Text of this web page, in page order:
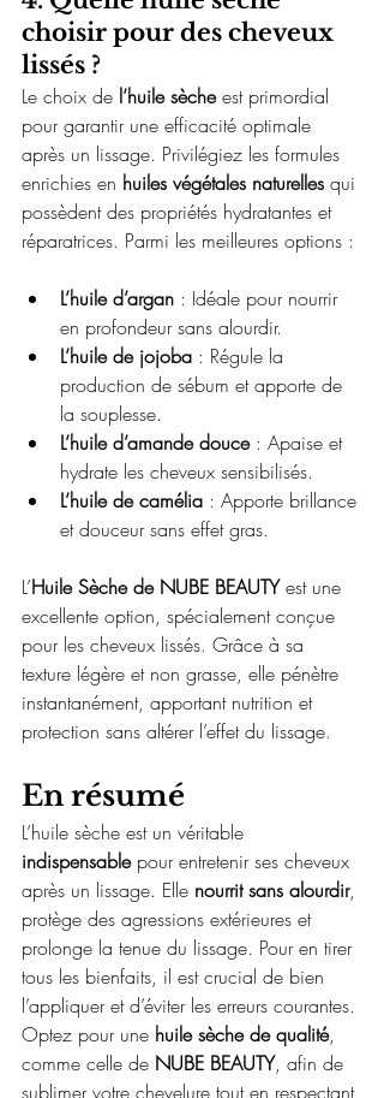
choisir pour des cheveux
lissés ?
Le choix de l’huile sèche est primordial
pour garantir une efficacité optimale
après un lissage. Privilégiez les formules
enrichies en huiles végétales naturelles qui
possèdent des propriétés hydratantes et
réparatrices. Parmi les meilleures options :
L’huile d’argan : Idéale pour nourrir
en profondeur sans alourdir.
L’huile de jojoba : Régule la
production de sébum et apporte de
la souplesse.
L’huile d’amande douce : Apaise et
hydrate les cheveux sensibilisés.
L’huile de camélia : Apporte brillance
et douceur sans effet gras.
L’Huile Sèche de NUBE BEAUTY est une
excellente option, spécialement conçue
pour les cheveux lissés. Grâce à sa
texture légère et non grasse, elle pénètre
instantanément, apportant nutrition et
protection sans altérer l’effet du lissage.
En résumé
L’huile sèche est un véritable
indispensable pour entretenir ses cheveux
après un lissage. Elle nourrit sans alourdir,
protège des agressions extérieures et
prolonge la tenue du lissage. Pour en tirer
tous les bienfaits, il est crucial de bien
l’appliquer et d’éviter les erreurs courantes.
Optez pour une huile sèche de qualité,
comme celle de NUBE BEAUTY, afin de
sublimer votre chevelure tout en respectant